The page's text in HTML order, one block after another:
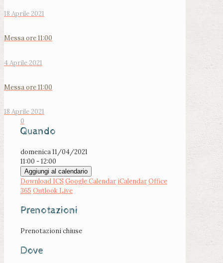
18 Aprile 2021
Messa ore 11:00
4 Aprile 2021
Messa ore 11:00
18 Aprile 2021
0
Quando
domenica 11/04/2021
11:00 - 12:00
Aggiungi al calendario
Download ICS Google Calendar iCalendarOffice
365 Outlook Live
Prenotazioni
Prenotazioni chiuse
Dove